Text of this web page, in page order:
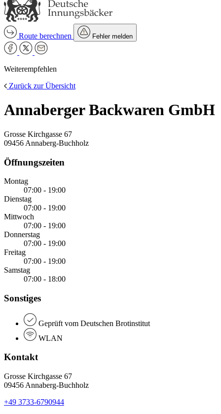
Route berechnen Fehler melden
Weiterempfehlen
Zurück zur Übersicht
Annaberger Backwaren GmbH
Grosse Kirchgasse 67
09456 Annaberg-Buchholz
Öffnungszeiten
Montag
07:00 - 19:00
Dienstag
07:00 - 19:00
Mittwoch
07:00 - 19:00
Donnerstag
07:00 - 19:00
Freitag
07:00 - 19:00
Samstag
07:00 - 18:00
Sonstiges
Geprüft vom Deutschen Brotinstitut
WLAN
Kontakt
Grosse Kirchgasse 67
09456 Annaberg-Buchholz
+49 3733-6790944